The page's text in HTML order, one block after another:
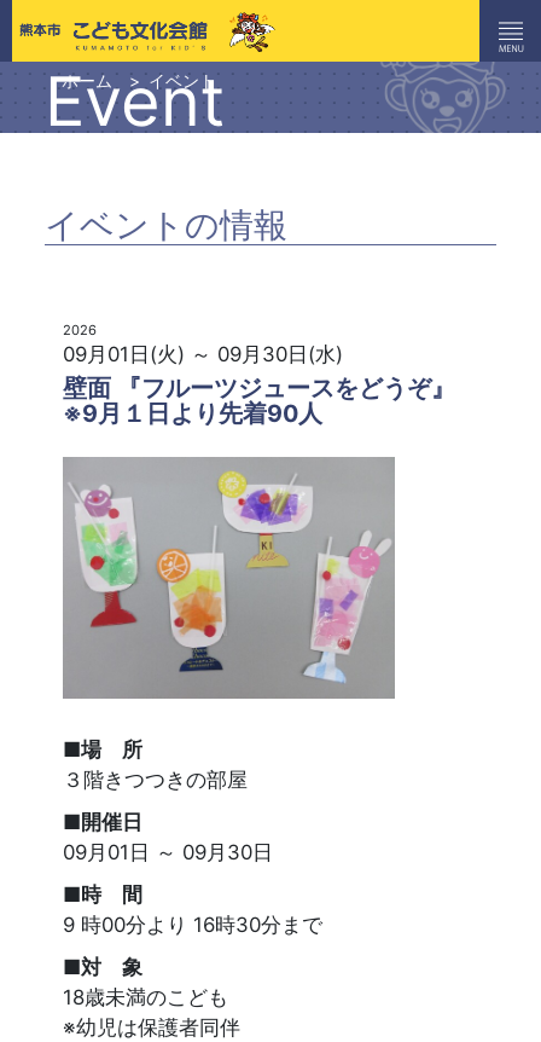
ホーム イベント
Event
イベントの情報
2026
09月01日(火) ～ 09月30日(水)
壁面 『フルーツジュースをどうぞ』
※9月１日より先着90人
■場 所
３階きつつきの部屋
■開催日
09月01日 ～ 09月30日
■時 間
9 時00分より 16時30分まで
■対 象
18歳未満のこども
※幼児は保護者同伴